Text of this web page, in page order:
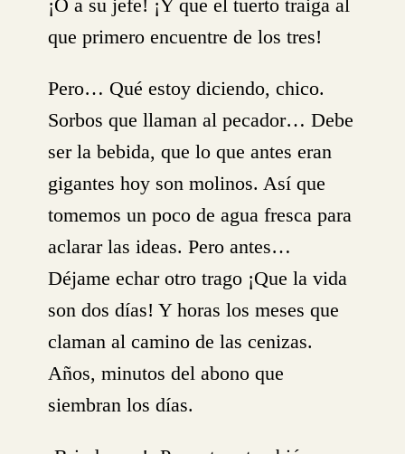
¡O a su jefe! ¡Y que el tuerto traiga al
que primero encuentre de los tres!
Pero… Qué estoy diciendo, chico.
Sorbos que llaman al pecador… Debe
ser la bebida, que lo que antes eran
gigantes hoy son molinos. Así que
tomemos un poco de agua fresca para
aclarar las ideas. Pero antes…
Déjame echar otro trago ¡Que la vida
son dos días! Y horas los meses que
claman al camino de las cenizas.
Años, minutos del abono que
siembran los días.